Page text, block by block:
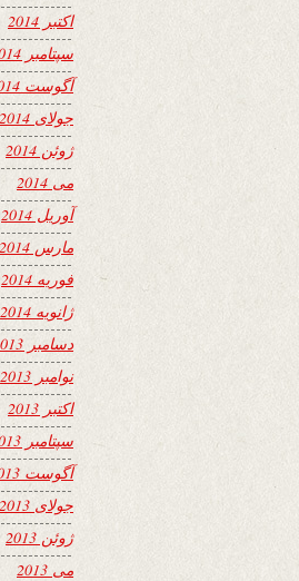
اکتبر 2014
سپتامبر 2014
آگوست 2014
جولای 2014
ژوئن 2014
می 2014
آوریل 2014
مارس 2014
فوریه 2014
ژانویه 2014
دسامبر 2013
نوامبر 2013
اکتبر 2013
سپتامبر 2013
آگوست 2013
جولای 2013
ژوئن 2013
می 2013